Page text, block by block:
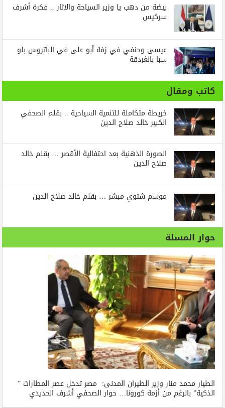
بيضة من دهب يا وزير السياحة والاثار .. فكرة أشرف
سركيس
عيسى وحنفي في زفة أبو على في الباتروس بلو
سبا بالغردقة
كاتب ومقال
خريطة متكاملة للتنمية السياحية .. بقلم الصحفي
الكبير خالد صلاح الدين
الصورة الذهنية بعد احتفالية الأقصر … بقلم خالد
صلاح الدين
موسم شتوي مبشر … بقلم خالد صلاح الدين
حوار المسلة
الطيار محمد منار وزير الطيران المدنى: مصر تدخل عصر المطارات ”
الذكية” بالرغم من أزمة كورونا… حوار الصحفي أشرف الحديدي